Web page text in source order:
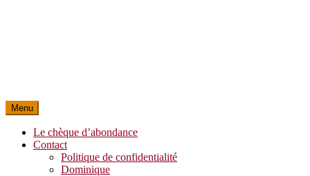
Menu
Le chèque d’abondance
Contact
Politique de confidentialité
Dominique